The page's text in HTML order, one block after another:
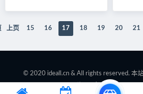
上页 15 16 17 18 19 20 21
© 2020 ideall.cn & All rights reserved. 本站
湘ICP备2022000926号